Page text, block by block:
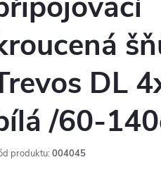
DL
/60-
produktu: 004045